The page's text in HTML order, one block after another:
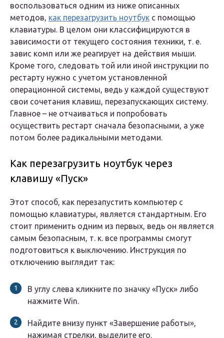
воспользоваться одним из ниже описанных
методов, как перезагрузить ноутбук с помощью
клавиатуры. В целом они классифицируются в
зависимости от текущего состояния техники, т. е.
завис комп или же реагирует на действия мыши.
Кроме того, следовать той или иной инструкции по
рестарту нужно с учетом установленной
операционной системы, ведь у каждой существуют
свои сочетания клавиш, перезапускающих систему.
Главное – не отчаиваться и попробовать
осуществить рестарт сначала безопасными, а уже
потом более радикальными методами.
Как перезагрузить ноутбук через
клавишу «Пуск»
Этот способ, как перезапустить компьютер с
помощью клавиатуры, является стандартным. Его
стоит применить одним из первых, ведь он является
самым безопасным, т. к. все программы смогут
подготовиться к выключению. Инструкция по
отключению выглядит так:
В углу слева кликните по значку «Пуск» либо
нажмите Win.
Найдите внизу пункт «Завершение работы»,
нажимая стрелки, выделите его.